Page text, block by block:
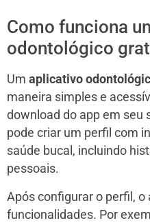
Como funciona
odontológico
Um aplicativo
maneira simples e
download do app em seu
pode criar um perfil com
saúde bucal, incluindo
pessoais.
Após configurar o perfil,
funcionalidades. Por